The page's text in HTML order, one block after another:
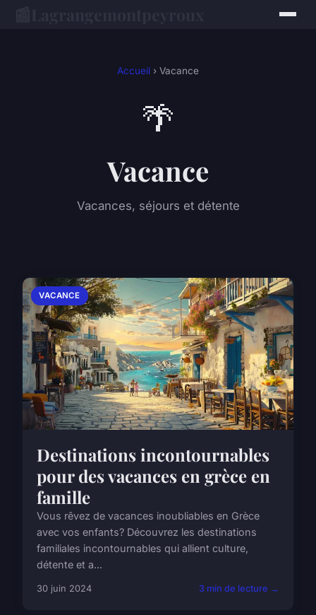
Accueil › Vacance
🌴
Vacance
Vacances, séjours et détente
VACANCE
Destinations incontournables
pour des vacances en grèce en
famille
Vous rêvez de vacances inoubliables en Grèce
avec vos enfants? Découvrez les destinations
familiales incontournables qui allient culture,
détente et a...
30 juin 2024 3 min de lecture →